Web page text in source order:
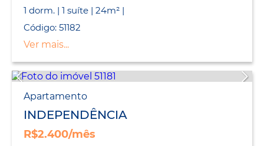
1 dorm. | 1 suíte | 24m² |
Código: 51182
Ver mais...
Apartamento
INDEPENDÊNCIA
R$2.400/mês